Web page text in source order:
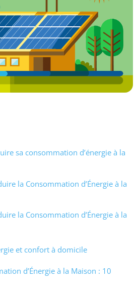
sa consommation d’énergie à la
la Consommation d’Énergie à la
la Consommation d’Énergie à la
et confort à domicile
d’Énergie à la Maison : 10